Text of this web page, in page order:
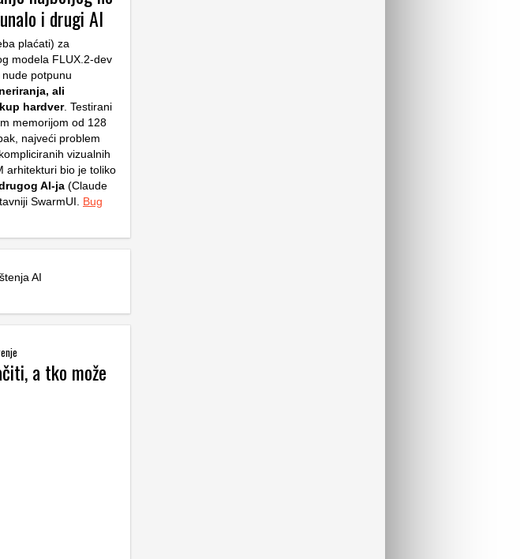
i drugi AI
plaćati) za
modela FLUX.2-dev
potpunu
ali
hardver. Testirani
memorijom od 128
najveći problem
vizualnih
arhitekturi bio je toliko
AI-ja (Claude
SwarmUI. Bug
AI
a tko može